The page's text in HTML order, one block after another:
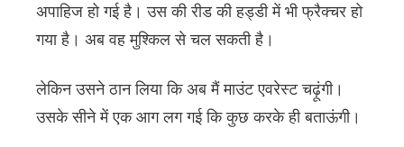
अपाहिज हो गई है। उस की रीड की हड्डी में भी फ्रैक्चर हो
गया है। अब वह मुश्किल से चल सकती है।
लेकिन उसने ठान लिया कि अब मैं माउंट एवरेस्ट चढ़ूंगी।
उसके सीने में एक आग लग गई कि कुछ करके ही बताऊंगी।